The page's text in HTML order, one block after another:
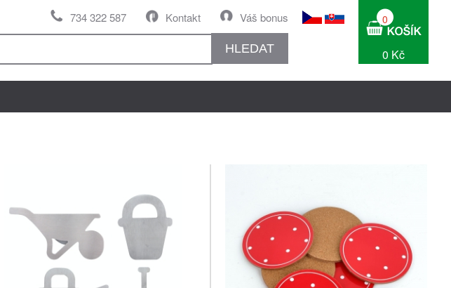
Váš bonus
Kontakt
734 322 587
HLEDAT
0
0 Kč